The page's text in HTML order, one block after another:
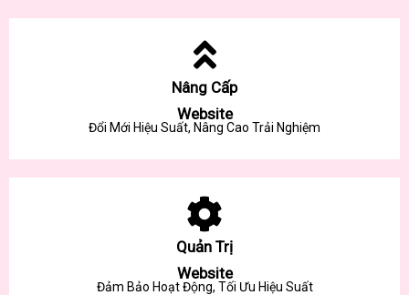
Nâng Cấp
Website
Đổi Mới Hiệu Suất, Nâng Cao Trải Nghiệm
Quản Trị
Website
Đảm Bảo Hoạt Động, Tối Ưu Hiệu Suất